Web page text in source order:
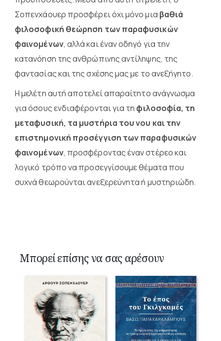
Σοπενχάουερ προσφέρει όχι μόνο μια βαθιά
φιλοσοφική θεώρηση των παραφυσικών
φαινομένων, αλλά και έναν οδηγό για την
κατανόηση της ανθρώπινης αντίληψης, της
φαντασίας και της σχέσης μας με το ανεξήγητο.
Η μελέτη αυτή αποτελεί απαραίτητο ανάγνωσμα
για όσους ενδιαφέρονται για τη φιλοσοφία, τη
μεταφυσική, τα μυστήρια του νου και την
επιστημονική προσέγγιση των παραφυσικών
φαινομένων, προσφέροντας έναν στέρεο και
λογικό τρόπο να προσεγγίσουμε θέματα που
συχνά θεωρούνται ανεξερεύνητα ή μυστηριώδη.
Μπορεί επίσης να σας αρέσουν